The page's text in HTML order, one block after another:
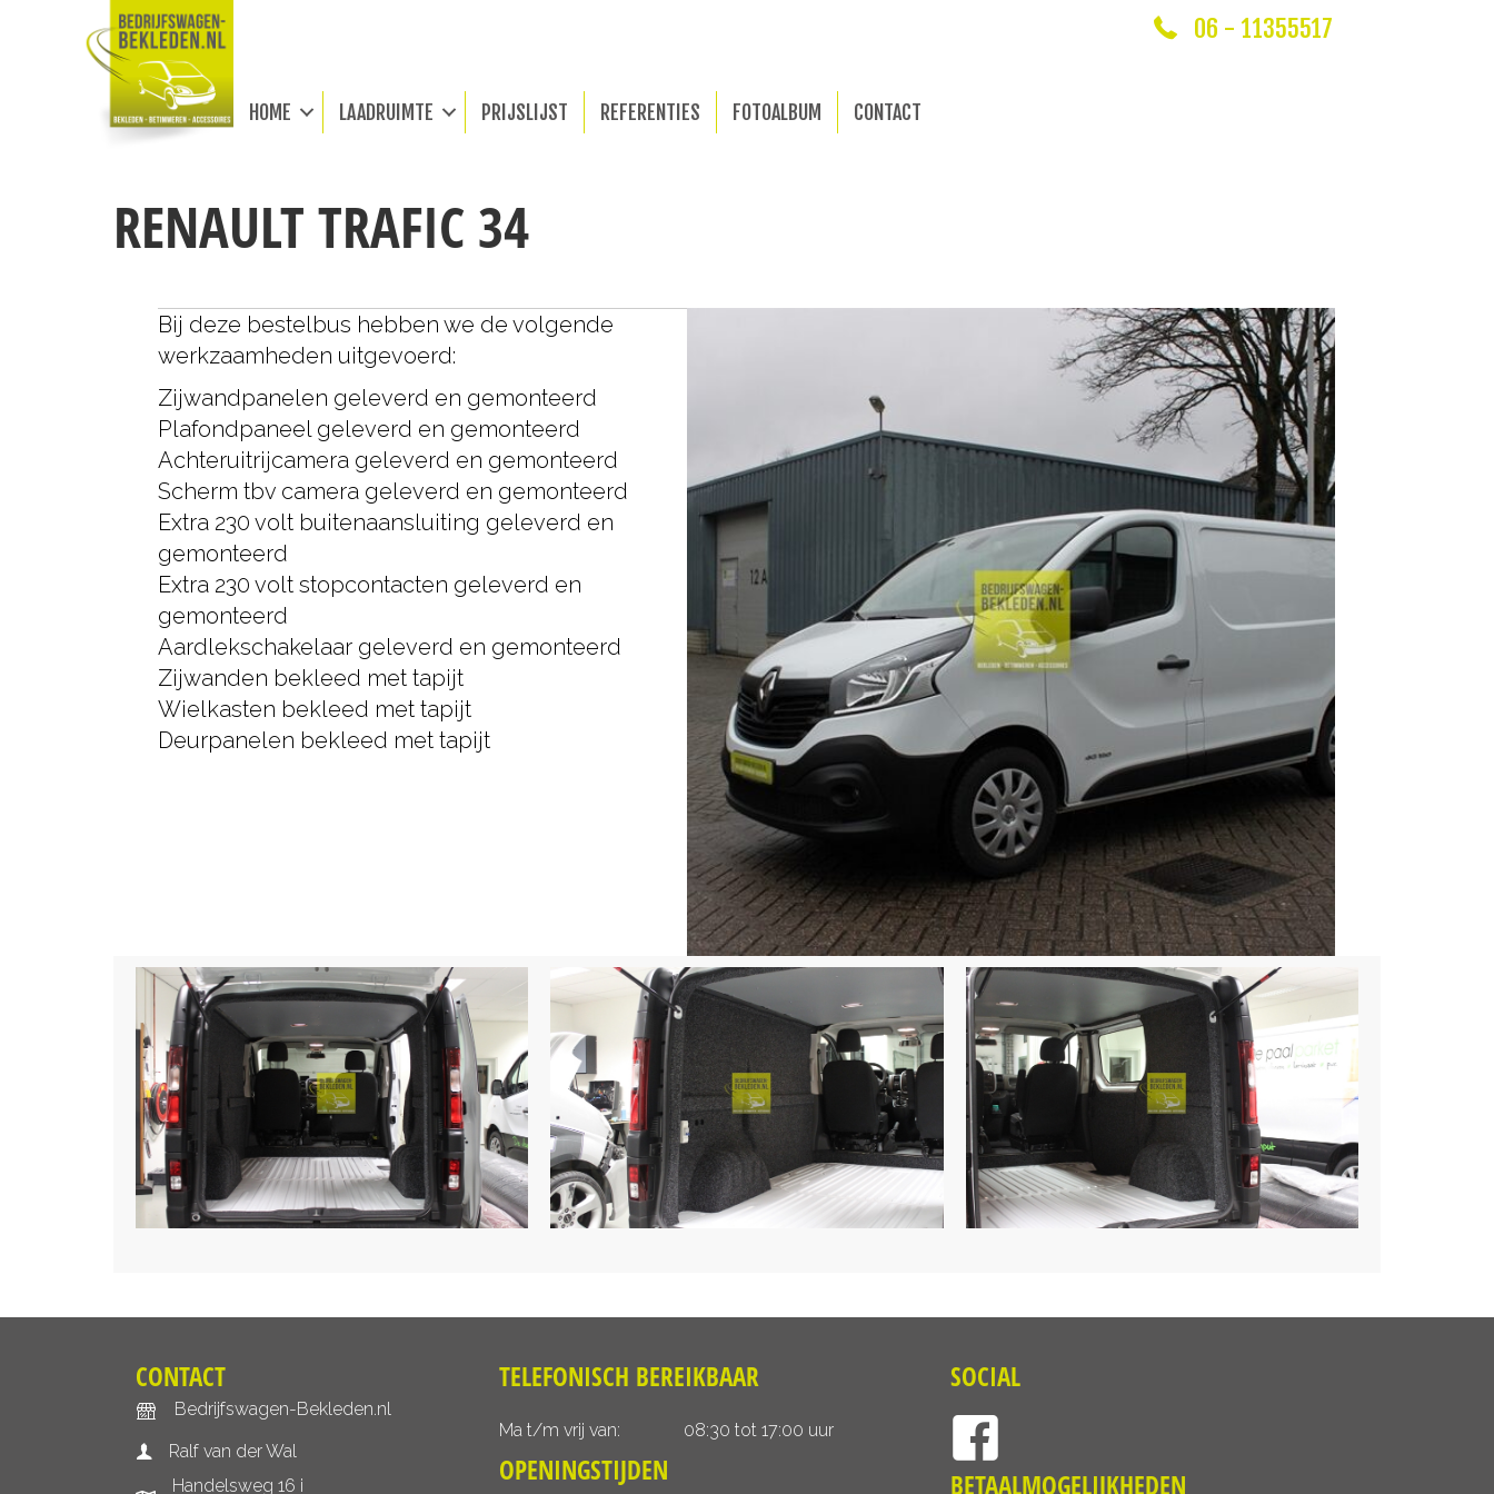
06 - 11355517
HOME LAADRUIMTE PRIJSLIJST REFERENTIES FOTOALBUM CONTACT
RENAULT TRAFIC 34
Bij deze bestelbus hebben we de volgende
werkzaamheden uitgevoerd:
Zijwandpanelen geleverd en gemonteerd
Plafondpaneel geleverd en gemonteerd
Achteruitrijcamera geleverd en gemonteerd
Scherm tbv camera geleverd en gemonteerd
Extra 230 volt buitenaansluiting geleverd en
gemonteerd
Extra 230 volt stopcontacten geleverd en
gemonteerd
Aardlekschakelaar geleverd en gemonteerd
Zijwanden bekleed met tapijt
Wielkasten bekleed met tapijt
Deurpanelen bekleed met tapijt
CONTACT
Bedrijfswagen-Bekleden.nl
Ralf van der Wal
Handelsweg 16 i
TELEFONISCH BEREIKBAAR
Ma t/m vrij van: 08:30 tot 17:00 uur
OPENINGSTIJDEN
SOCIAL
BETAALMOGELIJKHEDEN